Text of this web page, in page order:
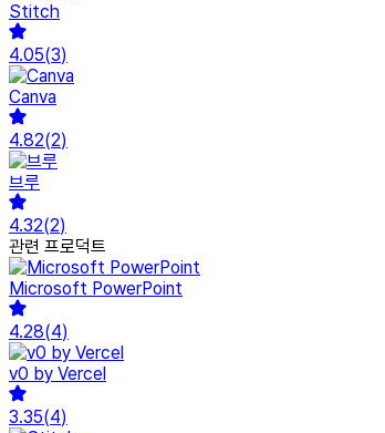
Stitch
4.05(3)
Canva
4.82(2)
브루
4.32(2)
관련 프로덕트
Microsoft PowerPoint
4.28(4)
v0 by Vercel
3.35(4)